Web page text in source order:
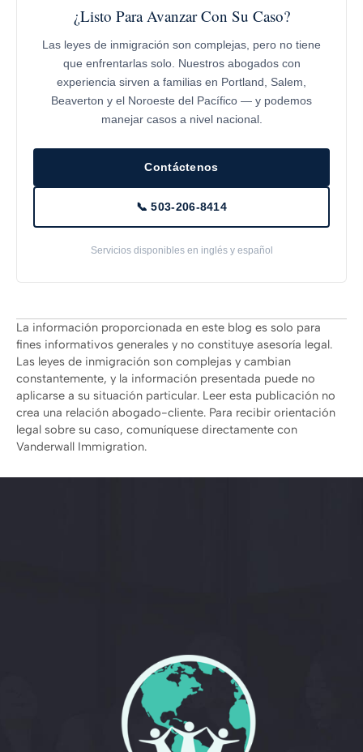
¿Listo Para Avanzar Con Su Caso?
Las leyes de inmigración son complejas, pero no tiene
que enfrentarlas solo. Nuestros abogados con
experiencia sirven a familias en Portland, Salem,
Beaverton y el Noroeste del Pacífico — y podemos
manejar casos a nivel nacional.
Contáctenos
📞 503-206-8414
Servicios disponibles en inglés y español
La información proporcionada en este blog es solo para
fines informativos generales y no constituye asesoría legal.
Las leyes de inmigración son complejas y cambian
constantemente, y la información presentada puede no
aplicarse a su situación particular. Leer esta publicación no
crea una relación abogado-cliente. Para recibir orientación
legal sobre su caso, comuníquese directamente con
Vanderwall Immigration.